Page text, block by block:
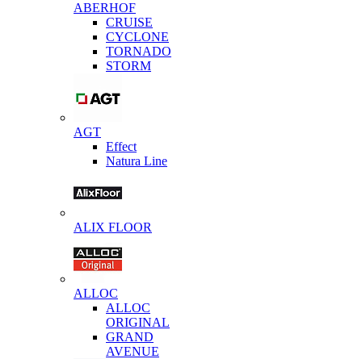
ABERHOF
CRUISE
CYCLONE
TORNADO
STORM
AGT
Effect
Natura Line
ALIX FLOOR
ALLOC
ALLOC
ORIGINAL
GRAND
AVENUE